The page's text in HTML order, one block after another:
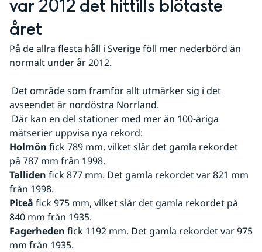
var 2012 det hittills blötaste
året
På de allra flesta håll i Sverige föll mer nederbörd än
normalt under år 2012.
avseendet är nordöstra Norrland.
mätserier uppvisa nya rekord:
Holmön fick 789 mm, vilket slår det gamla rekordet
på 787 mm från 1998.
Talliden fick 877 mm. Det gamla rekordet var 821 mm
från 1998.
Piteå fick 975 mm, vilket slår det gamla rekordet på
840 mm från 1935.
Fagerheden fick 1192 mm. Det gamla rekordet var 975
mm från 1935.